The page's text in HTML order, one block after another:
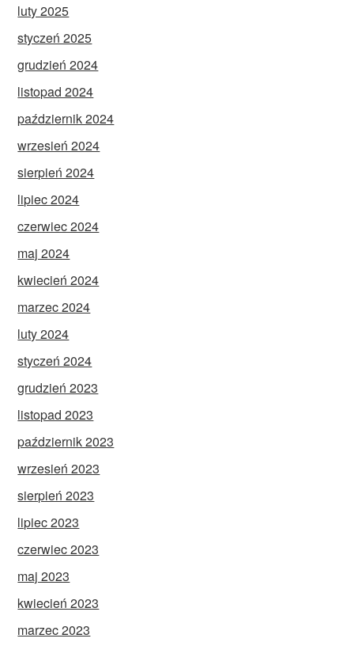
luty 2025
styczeń 2025
grudzień 2024
listopad 2024
październik 2024
wrzesień 2024
sierpień 2024
lipiec 2024
czerwiec 2024
maj 2024
kwiecień 2024
marzec 2024
luty 2024
styczeń 2024
grudzień 2023
listopad 2023
październik 2023
wrzesień 2023
sierpień 2023
lipiec 2023
czerwiec 2023
maj 2023
kwiecień 2023
marzec 2023